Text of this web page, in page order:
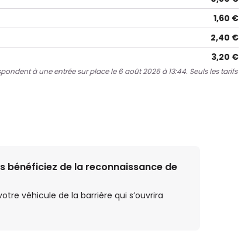
1,60 €
2,40 €
3,20 €
à une entrée sur place le 6 août 2026 à 13:44. Seuls les tarifs
bénéficiez de la reconnaissance de
véhicule de la barrière qui s’ouvrira